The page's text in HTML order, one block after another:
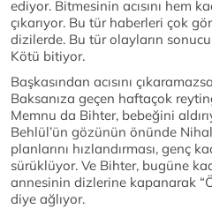
ediyor. Bitmesinin acısını hem
çıkarıyor. Bu tür haberleri çok
dizilerde. Bu tür olayların
Kötü bitiyor.
Başkasından acısını
Baksanıza geçen haftaçok
Memnu da Bihter, bebeğini
Behlül’ün gözünün önünde
planlarını hızlandırması, genç
sürüklüyor. Ve Bihter, bugüne
annesinin dizlerine kapanarak
diye ağlıyor.